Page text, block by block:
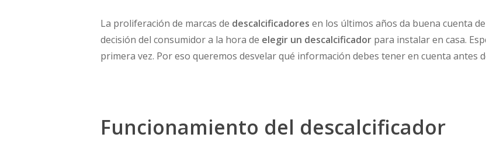
La proliferación de marcas de descalcificadores en los últimos años da buena cuenta
decisión del consumidor a la hora de elegir un descalcificador para instalar en casa.
primera vez. Por eso queremos desvelar qué información debes tener en cuenta antes
Funcionamiento del descalcificador